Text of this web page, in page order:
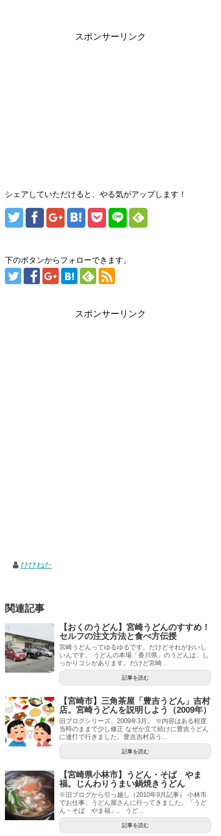
スポンサーリンク
シェアしていただけると、やる気がアップします！
下のボタンからフォローできます。
スポンサーリンク
ひびねた
関連記事
【おくのうどん】宮崎うどんのすすめ！
セルフの注文方法と食べ方伝授
宮崎うどんってゆるゆるです。だけどそれがおいし
いんです。 うどんの本場「香川県」のうどんは、し
っかりコシがあります。だけど宮崎...
記事を読む
【宮崎市】三角茶屋「豊吉うどん」吉村
店。宮崎うどんを説明しよう（2009年）
旧ブログシリーズ、2009年3月。 ※内容はある程度
当時のままで少し修正 なぜか立て続けに豊吉うどん
に連打で行きました。豊吉吉村店う...
記事を読む
【宮崎県小林市】うどん・そば やま
福。じんわりうまい鍋焼きうどん
※旧ブログから引っ越し（2010年9月記事） 小林市
でお仕事、うどん屋さんに行ってきました。「うど
ん・そば やま福」。 うど...
記事を読む